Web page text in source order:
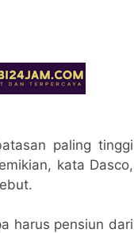
paling tinggi
kata Dasco,
harus pensiun dari